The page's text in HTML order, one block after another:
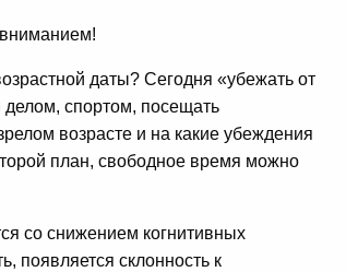
вниманием!
даты? Сегодня «убежать от
делом, спортом, посещать
возрасте и на какие убеждения
план, свободное время можно
со снижением когнитивных
появляется склонность к